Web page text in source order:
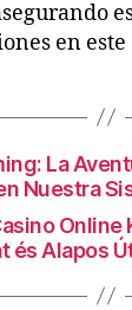
en este
La
Nuestra
Online
és Alapos